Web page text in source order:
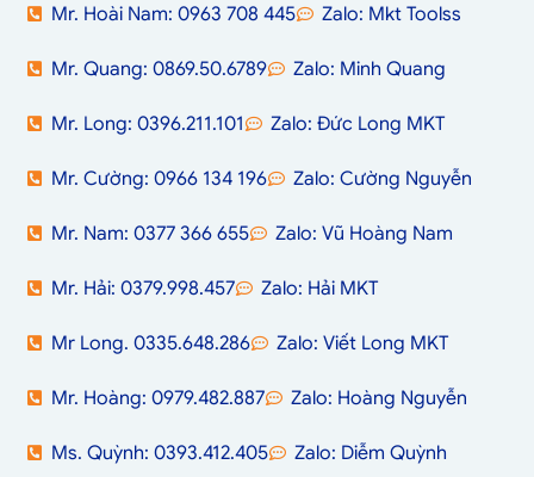
Mr. Hoài Nam: 0963 708 445 Zalo: Mkt Toolss
Mr. Quang: 0869.50.6789 Zalo: Minh Quang
Mr. Long: 0396.211.101 Zalo: Đức Long MKT
Mr. Cường: 0966 134 196 Zalo: Cường Nguyễn
Mr. Nam: 0377 366 655 Zalo: Vũ Hoàng Nam
Mr. Hải: 0379.998.457 Zalo: Hải MKT
Mr Long. 0335.648.286 Zalo: Viết Long MKT
Mr. Hoàng: 0979.482.887 Zalo: Hoàng Nguyễn
Ms. Quỳnh: 0393.412.405 Zalo: Diễm Quỳnh